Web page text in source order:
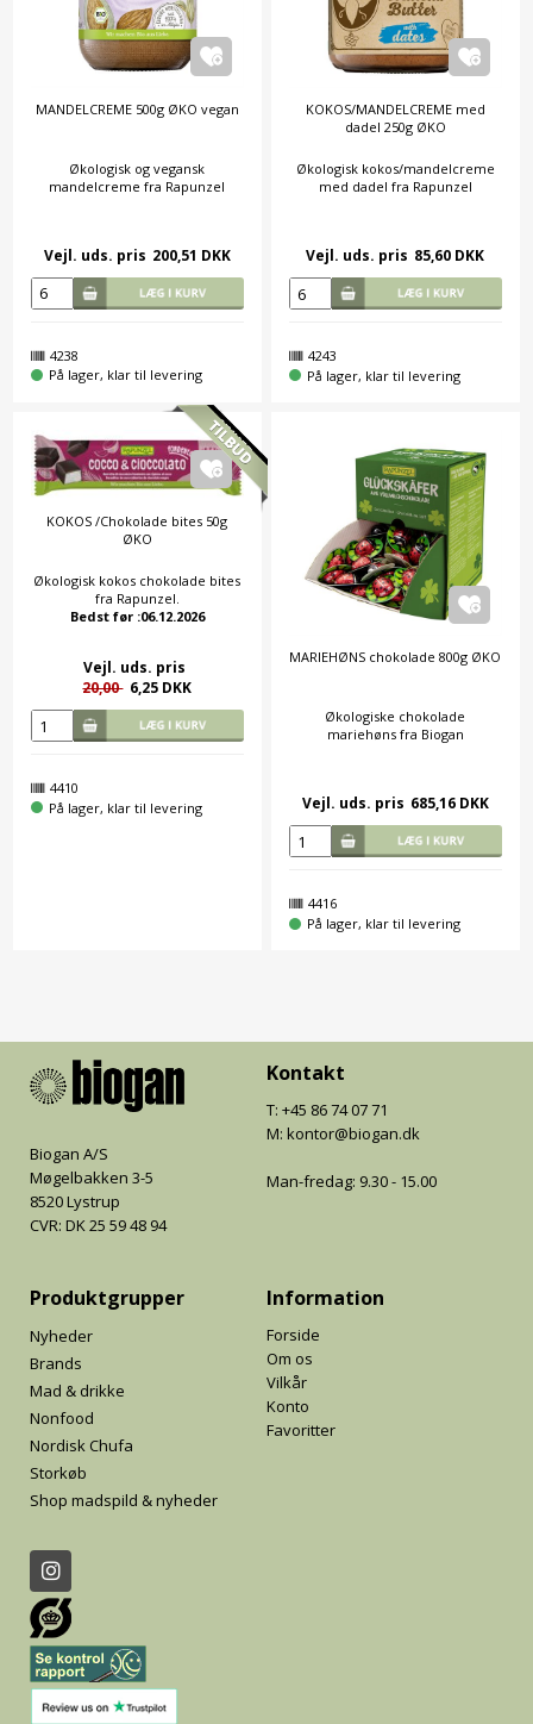
MANDELCREME 500g ØKO vegan
Økologisk og vegansk
mandelcreme fra Rapunzel
Vejl. uds. pris 200,51 DKK
4238
På lager, klar til levering
KOKOS/MANDELCREME med
dadel 250g ØKO
Økologisk kokos/mandelcreme
med dadel fra Rapunzel
Vejl. uds. pris 85,60 DKK
4243
På lager, klar til levering
KOKOS /Chokolade bites 50g
ØKO
Økologisk kokos chokolade bites
fra Rapunzel.
Bedst før :06.12.2026
Vejl. uds. pris
20,00 6,25 DKK
4410
På lager, klar til levering
MARIEHØNS chokolade 800g ØKO
Økologiske chokolade
mariehøns fra Biogan
Vejl. uds. pris 685,16 DKK
4416
På lager, klar til levering
Biogan A/S
Møgelbakken 3-5
8520 Lystrup
CVR: DK 25 59 48 94
Kontakt
T: +45 86 74 07 71
M: kontor@biogan.dk
Man-fredag: 9.30 - 15.00
Produktgrupper
Nyheder
Brands
Mad & drikke
Nonfood
Nordisk Chufa
Storkøb
Shop madspild & nyheder
Information
Forside
Om os
Vilkår
Konto
Favoritter